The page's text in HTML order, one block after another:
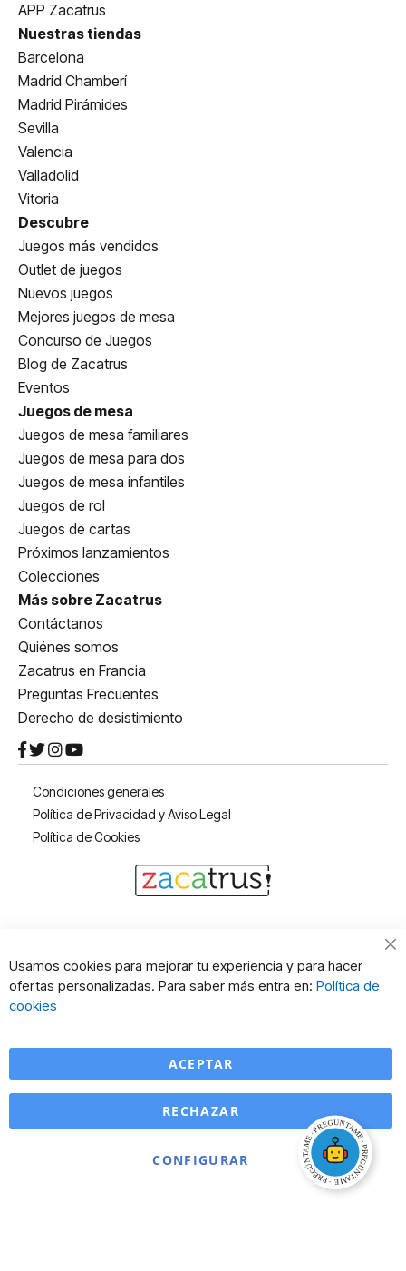
APP Zacatrus
Nuestras tiendas
Barcelona
Madrid Chamberí
Madrid Pirámides
Sevilla
Valencia
Valladolid
Vitoria
Descubre
Juegos más vendidos
Outlet de juegos
Nuevos juegos
Mejores juegos de mesa
Concurso de Juegos
Blog de Zacatrus
Eventos
Juegos de mesa
Juegos de mesa familiares
Juegos de mesa para dos
Juegos de mesa infantiles
Juegos de rol
Juegos de cartas
Próximos lanzamientos
Colecciones
Más sobre Zacatrus
Contáctanos
Quiénes somos
Zacatrus en Francia
Preguntas Frecuentes
Derecho de desistimiento
Condiciones generales
Política de Privacidad y Aviso Legal
Política de Cookies
Usamos cookies para mejorar tu experiencia y para hacer
ofertas personalizadas. Para saber más entra en: Política de
cookies
ACEPTAR
CONFIGURAR
RECHAZAR